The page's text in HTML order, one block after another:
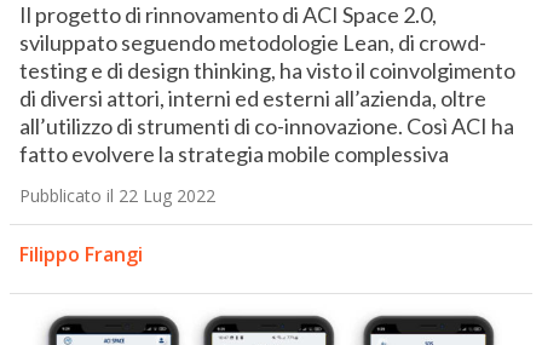
Il progetto di rinnovamento di ACI Space 2.0,
sviluppato seguendo metodologie Lean, di crowd-
testing e di design thinking, ha visto il coinvolgimento
di diversi attori, interni ed esterni all’azienda, oltre
all’utilizzo di strumenti di co-innovazione. Così ACI ha
fatto evolvere la strategia mobile complessiva
Pubblicato il 22 Lug 2022
Filippo Frangi